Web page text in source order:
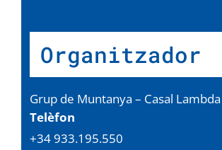
Organitzador
Grup de Muntanya – Casal Lambda
Telèfon
+34 933.195.550